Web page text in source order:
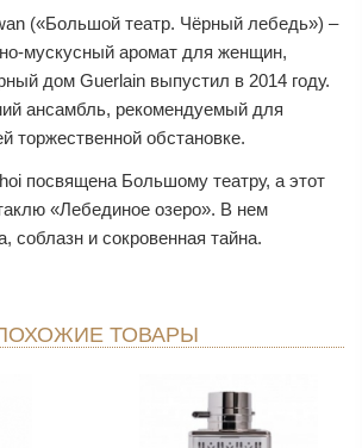
(«Большой театр. Чёрный лебедь») –
мускусный аромат для женщин,
дом Guerlain выпустил в 2014 году.
ансамбль, рекомендуемый для
торжественной обстановке.
посвящена Большому театру, а этот
«Лебединое озеро». В нем
соблазн и сокровенная тайна.
ТОВАРЫ